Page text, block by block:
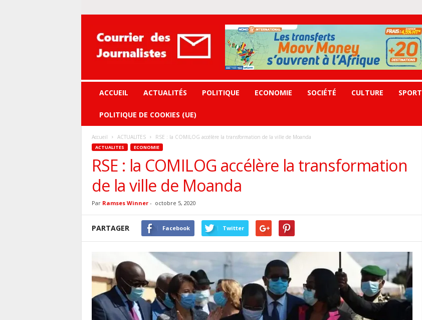
journalistes
ACCUEIL ACTUALITÉS POLITIQUE ECONOMIE SOCIÉTÉ CULTURE SPORT
POLITIQUE DE COOKIES (UE)
Accueil ACTUALITES RSE : la COMILOG accélère la transformation de la ville de Moanda
ACTUALITES ECONOMIE
RSE : la COMILOG accélère la transformation
de la ville de Moanda
Par Ramses Winner- octobre 5, 2020
PARTAGER Facebook Twitter